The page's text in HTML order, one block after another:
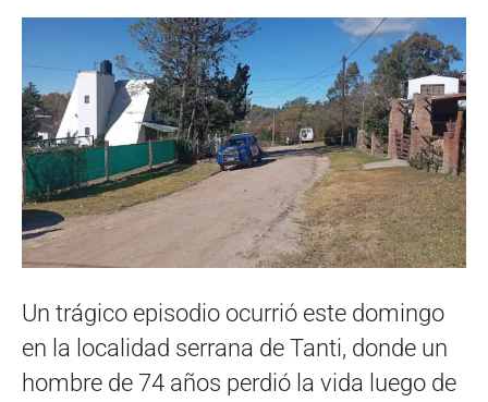
Un trágico episodio ocurrió este domingo
en la localidad serrana de Tanti, donde un
hombre de 74 años perdió la vida luego de